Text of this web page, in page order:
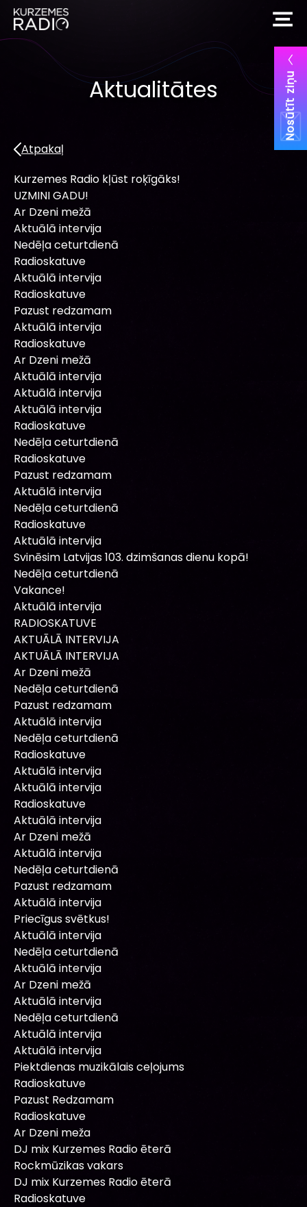
Nosūtīt ziņu
Aktualitātes
Atpakaļ
Kurzemes Radio kļūst roķīgāks!
UZMINI GADU!
Ar Dzeni mežā
Aktuālā intervija
Nedēļa ceturtdienā
Radioskatuve
Aktuālā intervija
Radioskatuve
Pazust redzamam
Aktuālā intervija
Radioskatuve
Ar Dzeni mežā
Aktuālā intervija
Aktuālā intervija
Aktuālā intervija
Radioskatuve
Nedēļa ceturtdienā
Radioskatuve
Pazust redzamam
Aktuālā intervija
Nedēļa ceturtdienā
Radioskatuve
Aktuālā intervija
Svinēsim Latvijas 103. dzimšanas dienu kopā!
Nedēļa ceturtdienā
Vakance!
Aktuālā intervija
RADIOSKATUVE
AKTUĀLĀ INTERVIJA
AKTUĀLĀ INTERVIJA
Ar Dzeni mežā
Nedēļa ceturtdienā
Pazust redzamam
Aktuālā intervija
Nedēļa ceturtdienā
Radioskatuve
Aktuālā intervija
Aktuālā intervija
Radioskatuve
Aktuālā intervija
Ar Dzeni mežā
Aktuālā intervija
Nedēļa ceturtdienā
Pazust redzamam
Aktuālā intervija
Priecīgus svētkus!
Aktuālā intervija
Nedēļa ceturtdienā
Aktuālā intervija
Ar Dzeni mežā
Aktuālā intervija
Nedēļa ceturtdienā
Aktuālā intervija
Aktuālā intervija
Piektdienas muzikālais ceļojums
Radioskatuve
Pazust Redzamam
Radioskatuve
Ar Dzeni meža
DJ mix Kurzemes Radio ēterā
Rockmūzikas vakars
DJ mix Kurzemes Radio ēterā
Radioskatuve